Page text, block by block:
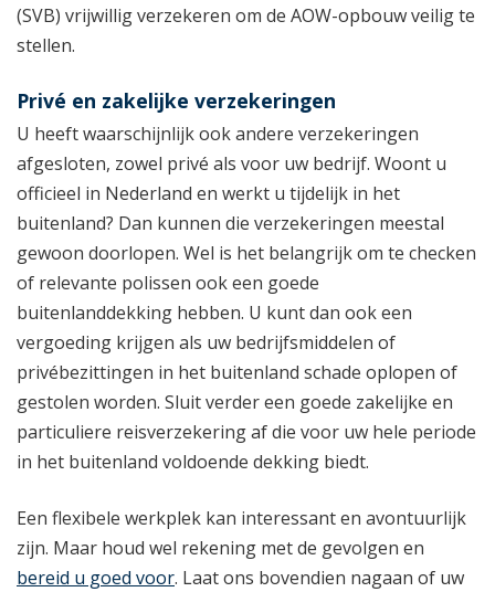
(SVB) vrijwillig verzekeren om de AOW-opbouw veilig te
stellen.
Privé en zakelijke verzekeringen
U heeft waarschijnlijk ook andere verzekeringen
afgesloten, zowel privé als voor uw bedrijf. Woont u
officieel in Nederland en werkt u tijdelijk in het
buitenland? Dan kunnen die verzekeringen meestal
gewoon doorlopen. Wel is het belangrijk om te checken
of relevante polissen ook een goede
buitenlanddekking hebben. U kunt dan ook een
vergoeding krijgen als uw bedrijfsmiddelen of
privébezittingen in het buitenland schade oplopen of
gestolen worden. Sluit verder een goede zakelijke en
particuliere reisverzekering af die voor uw hele periode
in het buitenland voldoende dekking biedt.
Een flexibele werkplek kan interessant en avontuurlijk
zijn. Maar houd wel rekening met de gevolgen en
bereid u goed voor. Laat ons bovendien nagaan of uw